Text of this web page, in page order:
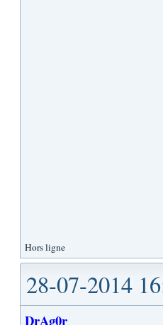
Hors ligne
28-07-2014
DrAg0r